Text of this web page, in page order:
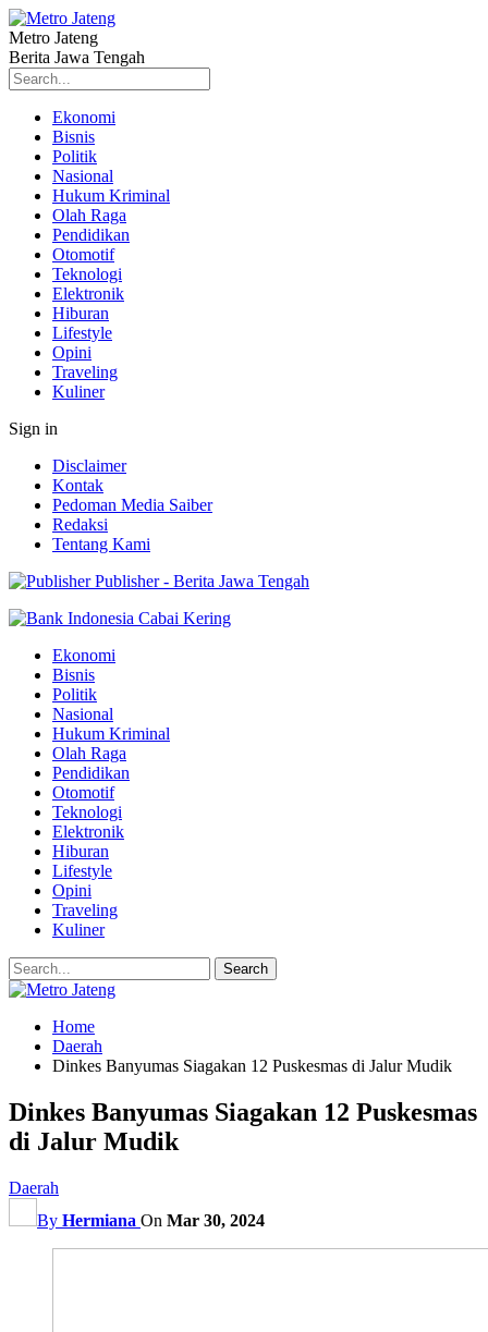
Metro Jateng
Berita Jawa Tengah
Ekonomi
Bisnis
Politik
Nasional
Hukum Kriminal
Olah Raga
Pendidikan
Otomotif
Teknologi
Elektronik
Hiburan
Lifestyle
Opini
Traveling
Kuliner
Sign in
Disclaimer
Kontak
Pedoman Media Saiber
Redaksi
Tentang Kami
Publisher - Berita Jawa Tengah
Ekonomi
Bisnis
Politik
Nasional
Hukum Kriminal
Olah Raga
Pendidikan
Otomotif
Teknologi
Elektronik
Hiburan
Lifestyle
Opini
Traveling
Kuliner
Home
Daerah
Dinkes Banyumas Siagakan 12 Puskesmas di Jalur Mudik
Dinkes Banyumas Siagakan 12 Puskesmas
di Jalur Mudik
Daerah
By Hermiana On Mar 30, 2024